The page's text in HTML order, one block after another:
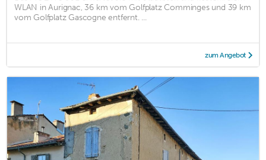
WLAN in Aurignac, 36 km vom Golfplatz Comminges und 39 km
vom Golfplatz Gascogne entfernt. ...
zum Angebot